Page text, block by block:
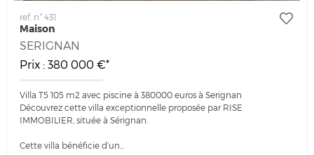
ref. n° 431
Maison
SERIGNAN
Prix : 380 000 €*
Villa T5 105 m2 avec piscine à 380000 euros à Serignan
Découvrez cette villa exceptionnelle proposée par RISE
IMMOBILIER, située à Sérignan.
Cette villa bénéficie d’un...